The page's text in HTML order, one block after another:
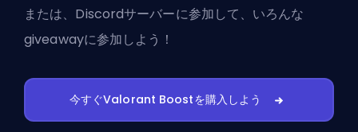
または、 Discordサーバーに参加して、いろんな
giveawayに参加しよう！
今すぐValorant Boostを購入しよう